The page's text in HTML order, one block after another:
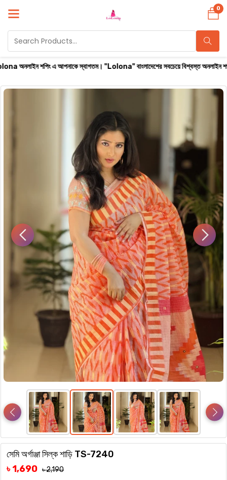
এ আপনাকে স্বাগতম। "Lolona" বাংলাদেশের সবচেয়ে বিশ্বস্ত অনলাইন শপ। সারা
0
সেমি অর্গাঞ্জা সিল্ক শাড়ি TS-7240
৳ 1,690 ৳ 2,190